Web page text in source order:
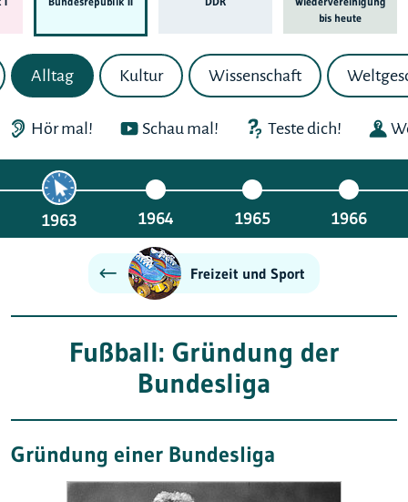
bis heute
Alltag Kultur Wissenschaft
Hör mal! Schau mal! Teste dich!
1963 1964 1965 1966
Freizeit und Sport
Fußball: Gründung der
Bundesliga
Gründung einer Bundesliga